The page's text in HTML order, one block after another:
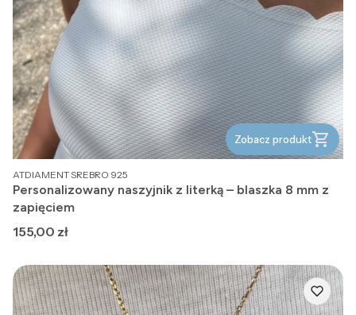
Zobacz produkt
PRODUCENT
ATDIAMENT SREBRO 925
Personalizowany naszyjnik z literką – blaszka 8 mm z
zapięciem
Cena
155,00 zł